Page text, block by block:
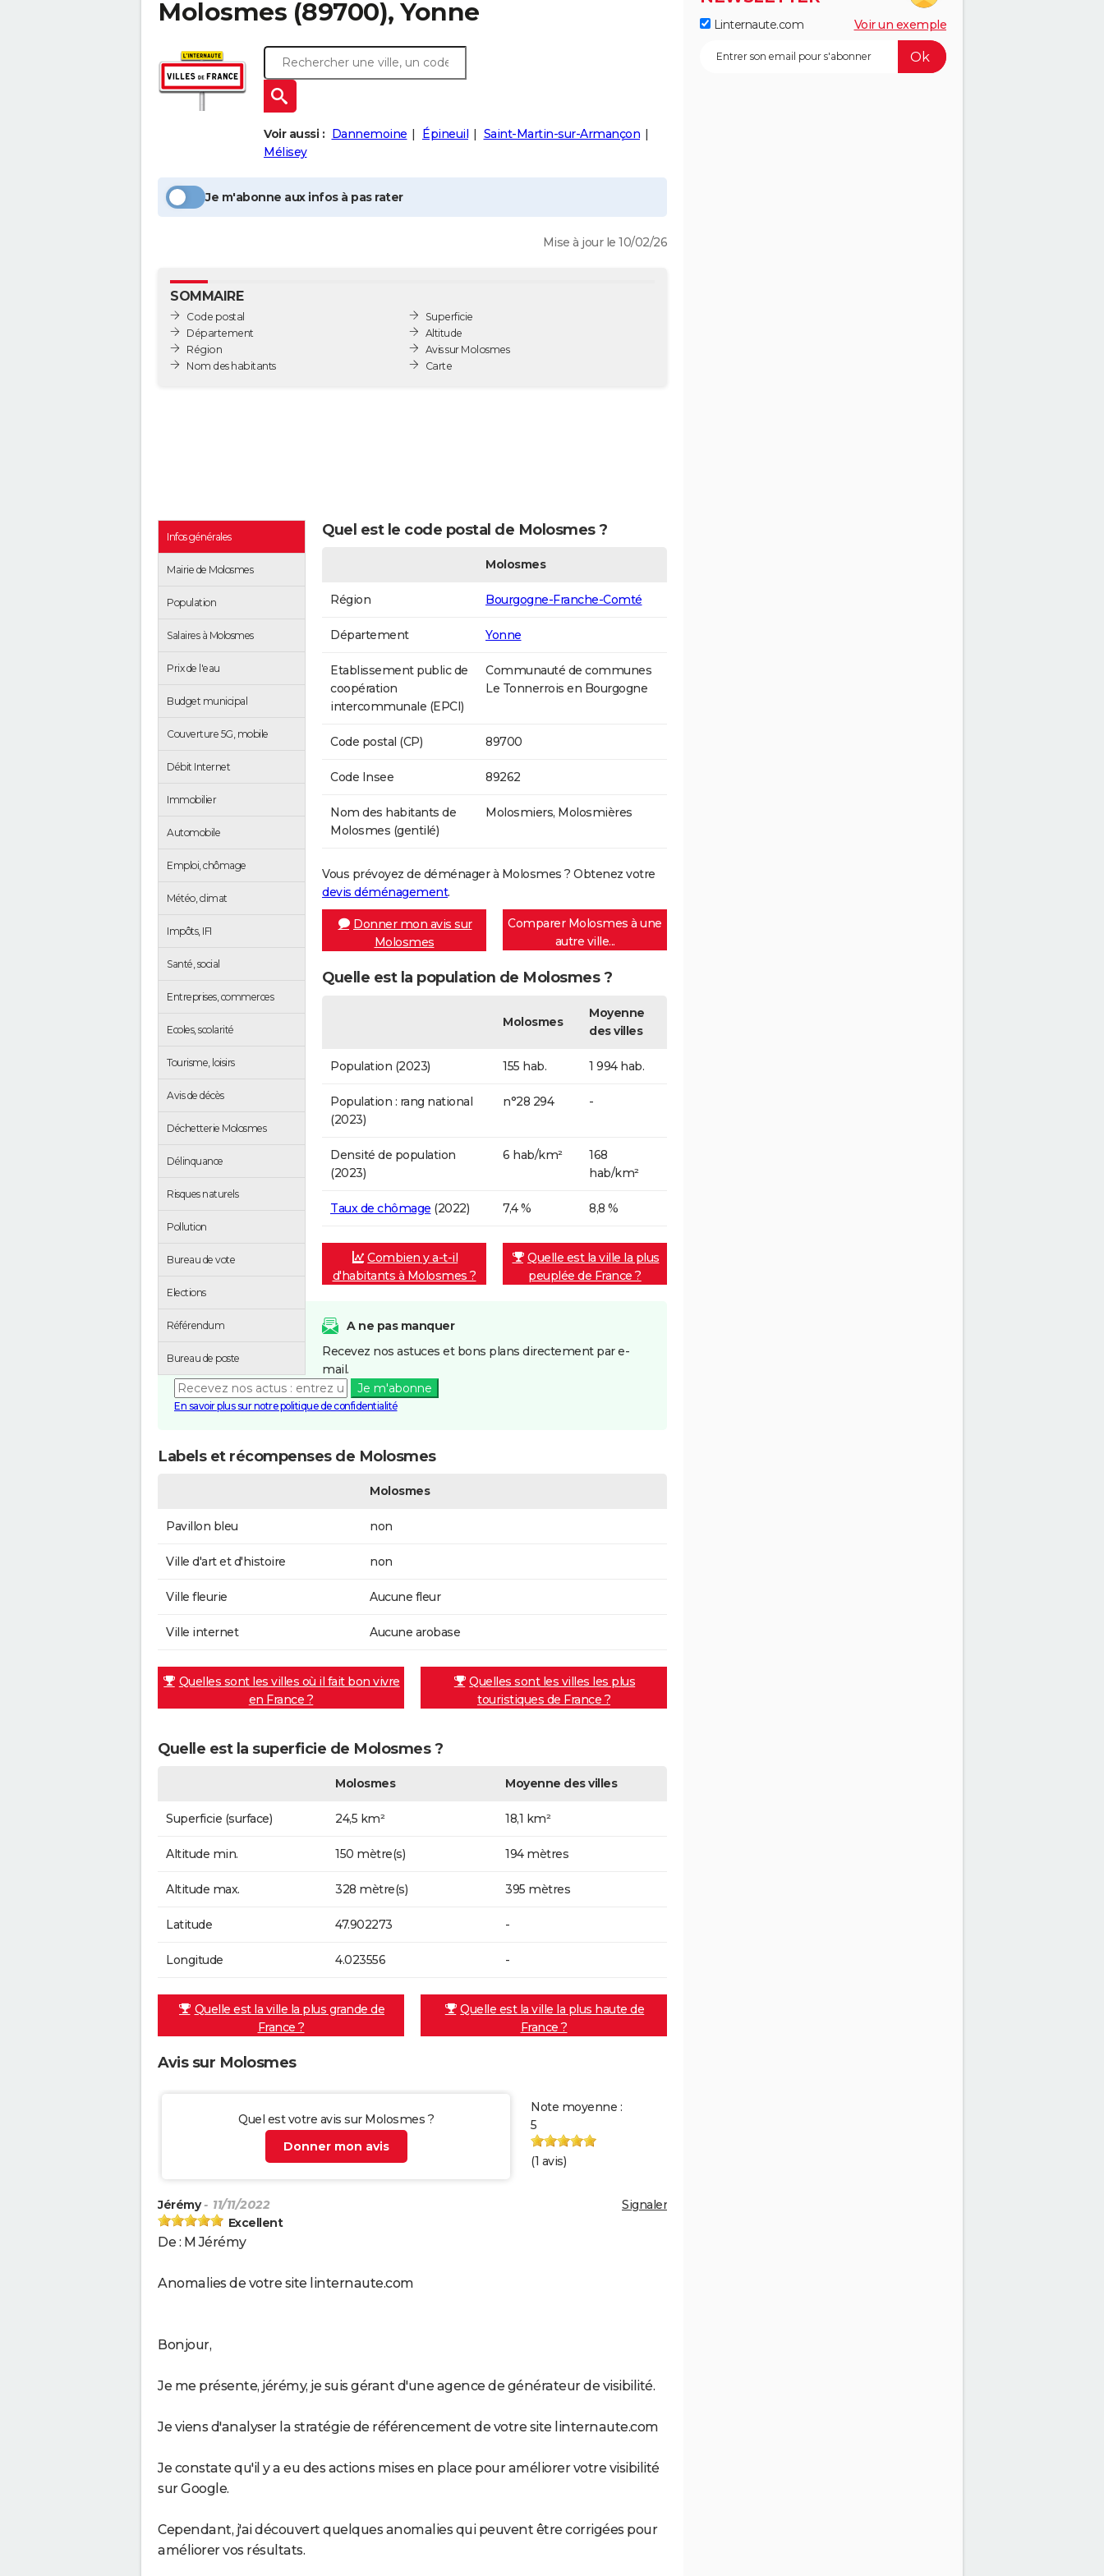
Molosmes (89700), Yonne
Voir aussi : Dannemoine Épineuil
Saint-Martin-sur-Armançon
Mélisey
Je m'abonne aux infos à pas rater
Mise à jour le 10/02/26
SOMMAIRE
Code postal
Département
Région
Nom des habitants
Superficie
Altitude
Avis sur Molosmes
Carte
Infos générales
Mairie de Molosmes
Population
Salaires à Molosmes
Prix de l'eau
Budget municipal
Couverture 5G, mobile
Débit Internet
Immobilier
Automobile
Emploi, chômage
Météo, climat
Impôts, IFI
Santé, social
Entreprises, commerces
Ecoles, scolarité
Tourisme, loisirs
Avis de décès
Déchetterie Molosmes
Délinquance
Risques naturels
Pollution
Bureau de vote
Elections
Référendum
Bureau de poste
Quel est le code postal de Molosmes ?
Molosmes
Région Bourgogne-Franche-Comté
Département Yonne
Etablissement public de
coopération
intercommunale (EPCI)
Communauté de communes
Le Tonnerrois en Bourgogne
Code postal (CP) 89700
Code Insee 89262
Nom des habitants de
Molosmes (gentilé)
Molosmiers, Molosmières
Vous prévoyez de déménager à Molosmes ? Obtenez votre
devis déménagement.
Donner mon avis sur
Molosmes
Comparer Molosmes à une
autre ville...
Quelle est la population de Molosmes ?
Molosmes
Moyenne
des villes
Population (2023) 155 hab. 1 994 hab.
Population : rang national
(2023)
n°28 294 -
Densité de population
(2023)
6 hab/km²
168
hab/km²
Taux de chômage (2022) 7,4 % 8,8 %
Combien y a-t-il
d'habitants à Molosmes ?
Quelle est la ville la plus
peuplée de France ?
A ne pas manquer
Recevez nos astuces et bons plans directement par e-
mail.
Je m'abonne
En savoir plus sur notre politique de confidentialité
Labels et récompenses de Molosmes
Molosmes
Pavillon bleu non
Ville d'art et d'histoire non
Ville fleurie Aucune fleur
Ville internet Aucune arobase
Quelles sont les villes où il fait bon vivre
en France ?
Quelles sont les villes les plus
touristiques de France ?
Quelle est la superficie de Molosmes ?
Molosmes Moyenne des villes
Superficie (surface) 24,5 km² 18,1 km²
Altitude min. 150 mètre(s) 194 mètres
Altitude max. 328 mètre(s) 395 mètres
Latitude 47.902273 -
Longitude 4.023556 -
Quelle est la ville la plus grande de
France ?
Quelle est la ville la plus haute de
France ?
Avis sur Molosmes
Quel est votre avis sur Molosmes ?
Donner mon avis
Note moyenne :
5
(1 avis)
Signaler
Jérémy- 11/11/2022
Excellent
De : M Jérémy
Anomalies de votre site linternaute.com
Bonjour,
Je me présente, jérémy, je suis gérant d'une agence de générateur de visibilité.
Je viens d'analyser la stratégie de référencement de votre site linternaute.com
Je constate qu'il y a eu des actions mises en place pour améliorer votre visibilité
sur Google.
Cependant, j'ai découvert quelques anomalies qui peuvent être corrigées pour
améliorer vos résultats.
Linternaute.com Voir un exemple